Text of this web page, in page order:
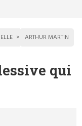
ARTHUR MARTIN
qui